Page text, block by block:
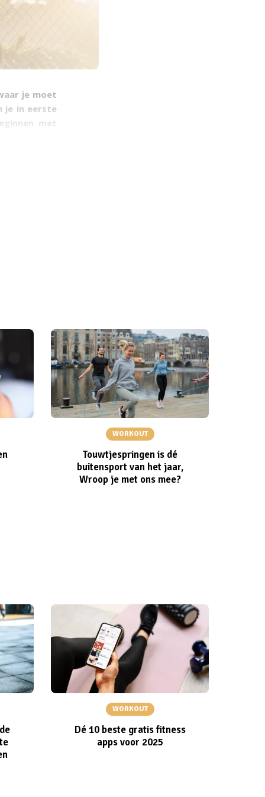
je moet
je in eerste
met
WORKOUT
Touwtjespringen is dé
buitensport van het jaar,
Wroop je met ons mee?
WORKOUT
Dé 10 beste gratis fitness
apps voor 2025